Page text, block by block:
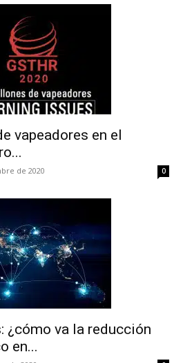
vapeadores en el
de 2020 0
¿cómo va la reducción
en...